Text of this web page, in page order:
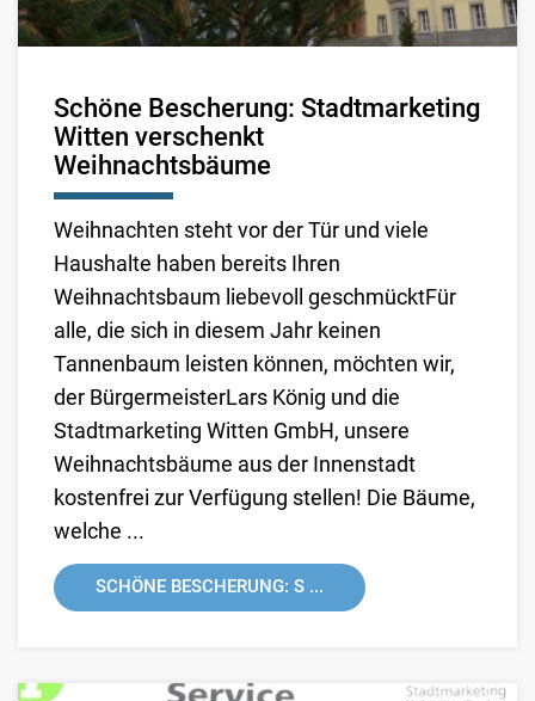
Schöne Bescherung: Stadtmarketing
Witten verschenkt
Weihnachtsbäume
Weihnachten steht vor der Tür und viele
Haushalte haben bereits Ihren
Weihnachtsbaum liebevoll geschmücktFür
alle, die sich in diesem Jahr keinen
Tannenbaum leisten können, möchten wir,
der BürgermeisterLars König und die
Stadtmarketing Witten GmbH, unsere
Weihnachtsbäume aus der Innenstadt
kostenfrei zur Verfügung stellen! Die Bäume,
welche ...
SCHÖNE BESCHERUNG: S ...